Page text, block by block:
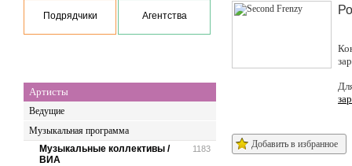
Подрядчики Агентства
Артисты
Ведущие
Музыкальная программа
1183
Музыкальные коллективы /
ВИА
Добавить в избранное